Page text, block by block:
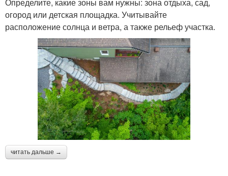
огород или детская площадка. Учитывайте
расположение солнца и ветра, а также рельеф участка.
читать дальше →